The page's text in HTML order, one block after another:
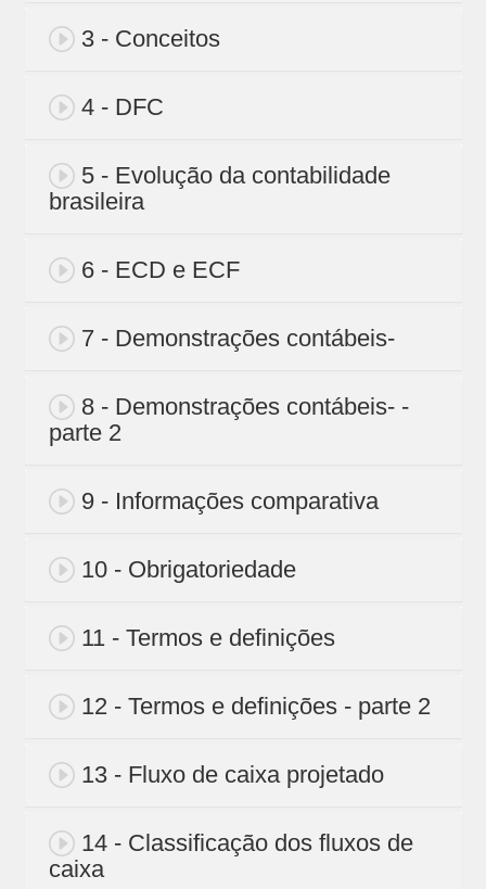
3 - Conceitos
4 - DFC
5 - Evolução da contabilidade
brasileira
6 - ECD e ECF
7 - Demonstrações contábeis-
8 - Demonstrações contábeis- -
parte 2
9 - Informações comparativa
10 - Obrigatoriedade
11 - Termos e definições
12 - Termos e definições - parte 2
13 - Fluxo de caixa projetado
14 - Classificação dos fluxos de
caixa